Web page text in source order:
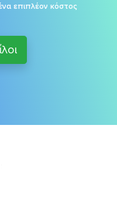
επιπλέον κόστος